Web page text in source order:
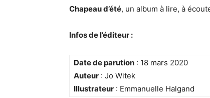
Chapeau d’été, un album à lire, à
Infos de l’éditeur :
Date de parution : 18 mars 2020
Auteur : Jo Witek
Illustrateur : Emmanuelle Halgand